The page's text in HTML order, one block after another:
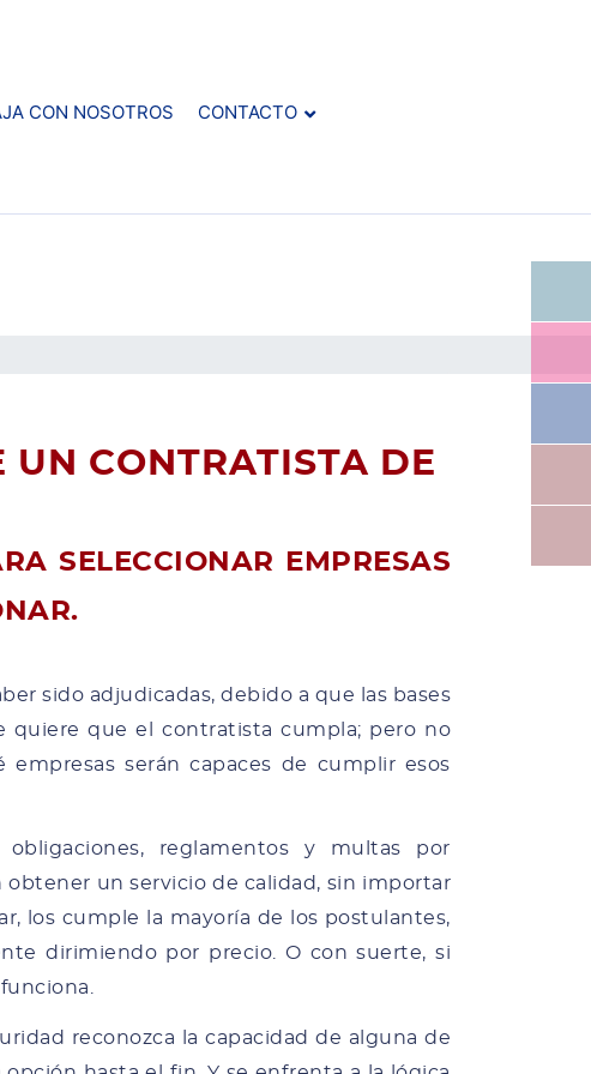
CON NOSOTROS CONTACTO
CONTRATISTA DE
SELECCIONAR EMPRESAS
sido adjudicadas, debido a que las bases
quiere que el contratista cumpla; pero no
serán capaces de cumplir esos
reglamentos y multas por
un servicio de calidad, sin importar
los cumple la mayoría de los postulantes,
dirimiendo por precio. O con suerte, si
reconozca la capacidad de alguna de